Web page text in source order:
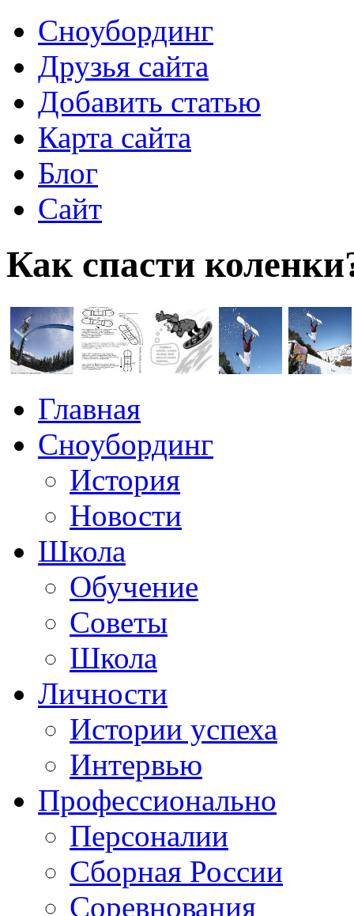
Сноубординг
Друзья сайта
Добавить статью
Карта сайта
Блог
Сайт
Как спасти
Главная
Сноубординг
История
Новости
Школа
Обучение
Советы
Школа
Личности
Истории успеха
Интервью
Профессионально
Персоналии
Сборная России
Соревнования